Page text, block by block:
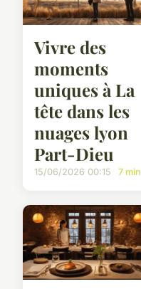
Vivre des
moments
uniques à La
tête dans les
nuages lyon
Part-Dieu
15/06/2026 00:15 7 min